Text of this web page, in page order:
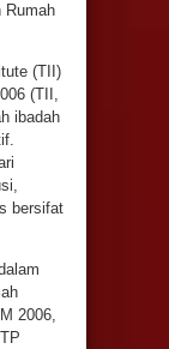
Rumah
(TII)
(TII,
ibadah
bersifat
2006,